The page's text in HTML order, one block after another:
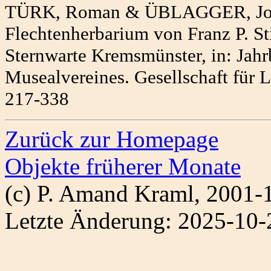
TÜRK, Roman & ÜBLAGGER,
Flechtenherbarium von Franz P.
Sternwarte Kremsmünster, in:
Musealvereines. Gesellschaft für
217-338
Zurück zur Homepage
Objekte früherer Monate
(c) P. Amand Kraml, 2001-
Letzte Änderung: 2025-